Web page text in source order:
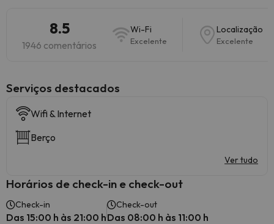
8.5
1946 comentários
Wi-Fi
Excelente
Localização
Excelente
Serviços destacados
Wifi & Internet
Berço
Ver tudo
Horários de check-in e check-out
Check-in
Das 15:00 h às 21:00 h
Check-out
Das 08:00 h às 11:00 h